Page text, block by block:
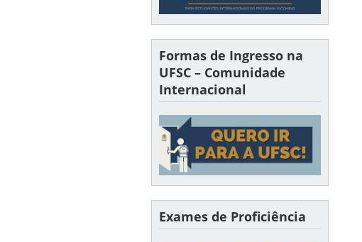
Formas de Ingresso na
UFSC – Comunidade
Internacional
Exames de Proficiência